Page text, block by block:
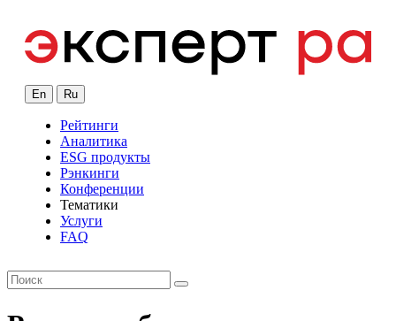
En Ru
Рейтинги
Аналитика
ESG продукты
Рэнкинги
Конференции
Тематики
Услуги
FAQ